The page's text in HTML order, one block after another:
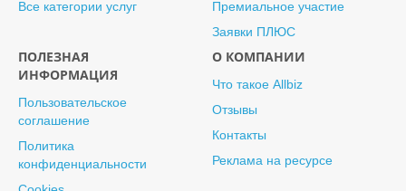
Все категории услуг
Премиальное участие
Заявки ПЛЮС
ПОЛЕЗНАЯ
ИНФОРМАЦИЯ
Пользовательское
соглашение
Политика
конфиденциальности
О КОМПАНИИ
Что такое Allbiz
Отзывы
Контакты
Реклама на ресурсе